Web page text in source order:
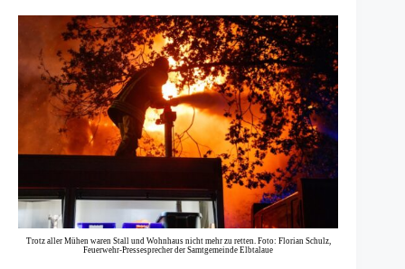
Trotz aller Mühen waren Stall und Wohnhaus nicht mehr zu retten. Foto: Florian Schulz,
Feuerwehr-Pressesprecher der Samtgemeinde Elbtalaue